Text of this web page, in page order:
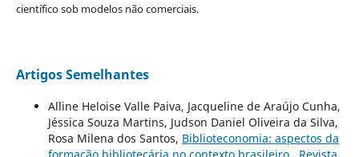
científico sob modelos não comerciais.
Artigos Semelhantes
Alline Heloise Valle Paiva, Jacqueline de Araújo Cunha,
Jéssica Souza Martins, Judson Daniel Oliveira da Silva,
Rosa Milena dos Santos, Biblioteconomia: aspectos da